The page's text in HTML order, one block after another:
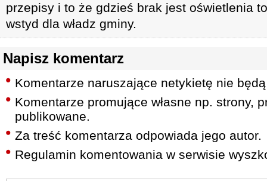
przepisy i to że gdzieś brak jest oświetlenia to
wstyd dla władz gminy.
Napisz komentarz
Komentarze naruszające netykietę nie
Komentarze promujące własne np. strony,
publikowane.
Za treść komentarza odpowiada jego autor.
Regulamin komentowania w serwisie